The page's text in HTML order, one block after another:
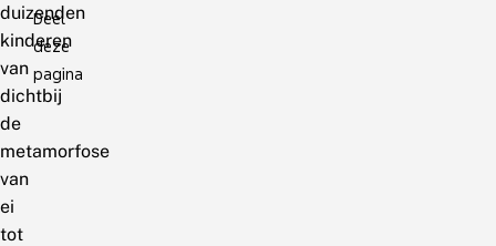
duizenden
kinderen
van
dichtbij
de
metamorfose
van
ei
tot
Deel
deze
pagina